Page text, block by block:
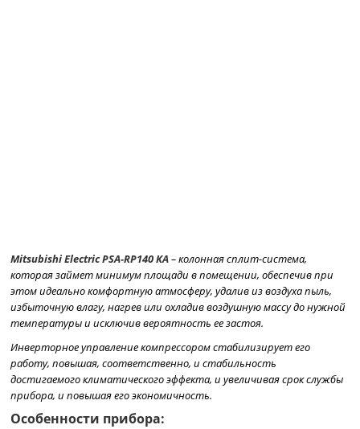
MitsubishiElectricPSA-RP140KA– колонная сплит-система,
которая займет минимум площади в помещении, обеспечив при
этом идеально комфортную атмосферу, удалив из воздуха пыль,
избыточную влагу, нагрев или охладив воздушную массу до нужной
температуры и исключив вероятность ее застоя.
Инверторное управление компрессором стабилизирует его
работу, повышая, соответственно, и стабильность
достигаемого климатического эффекта, и увеличивая срок службы
прибора, и повышая его экономичность.
Особенности прибора: